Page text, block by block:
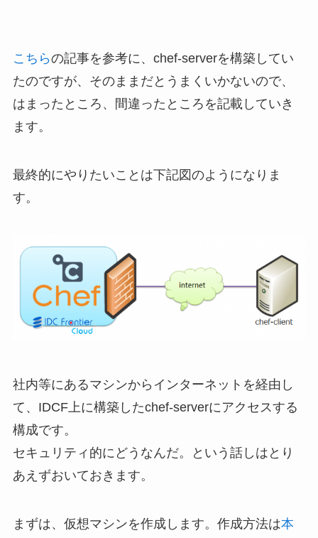
こちらの記事を参考に、chef-serverを構築してい
たのですが、そのままだとうまくいかないので、
はまったところ、間違ったところを記載していき
ます。
最終的にやりたいことは下記図のようになりま
す。
社内等にあるマシンからインターネットを経由し
て、IDCF上に構築したchef-serverにアクセスする
構成です。
セキュリティ的にどうなんだ。という話しはとり
あえずおいておきます。
まずは、仮想マシンを作成します。作成方法は本